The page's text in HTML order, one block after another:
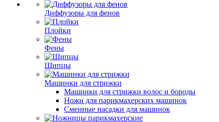
Диффузоры для фенов
Плойки
Фены
Щипцы
Машинки для стрижки
Машинки для стрижки волос и бороды
Ножи для парикмахерских машинок
Сменные насадки для машинок